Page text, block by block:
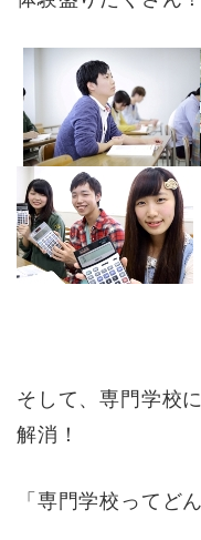
そして、専門学校
解消！
「専門学校ってど